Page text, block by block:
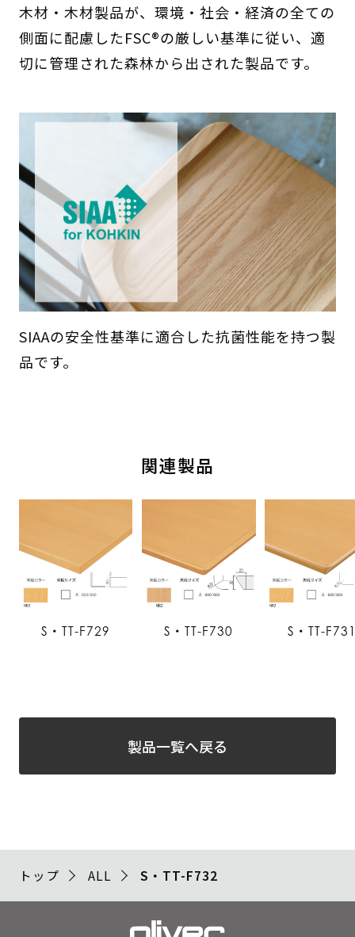
木材・木材製品が、環境・社会・経済の全ての
側面に配慮したFSC®の厳しい基準に従い、適
切に管理された森林から出された製品です。
SIAAの安全性基準に適合した抗菌性能を持つ製
品です。
関連製品
S・TT-F729 S・TT-F730 S・TT-
製品一覧へ戻る
トップ ALL S・TT-F732